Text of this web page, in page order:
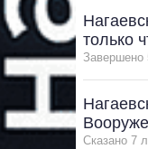
только
Завершено
Сказано 7